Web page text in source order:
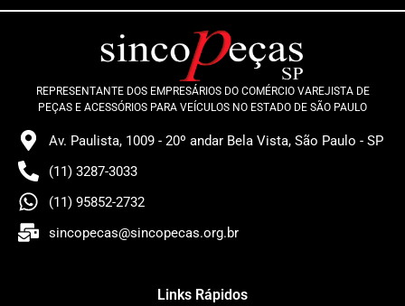
REPRESENTANTE DOS EMPRESÁRIOS DO COMÉRCIO VAREJISTA DE
PEÇAS E ACESSÓRIOS PARA VEÍCULOS NO ESTADO DE SÃO PAULO
Av. Paulista, 1009 - 20º andar Bela Vista, São Paulo - SP
(11) 3287-3033
(11) 95852-2732
sincopecas@sincopecas.org.br
Links Rápidos